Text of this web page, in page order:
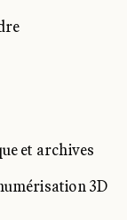
et archives
3D